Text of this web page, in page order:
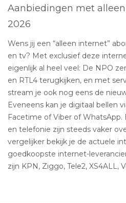
Aanbiedingen met
2026
Wens jij een “alleen internet”
en tv? Met exclusief deze
eigenlijk al heel veel: De NPO
en RTL4 terugkijken, en met
stream je ook nog eens de
Eveneens kan je digitaal bellen
Facetime of Viber of
en telefonie zijn steeds vaker
vergelijker bekijk je de actuele
goedkoopste internet-
zijn KPN, Ziggo, Tele2, XS4ALL,